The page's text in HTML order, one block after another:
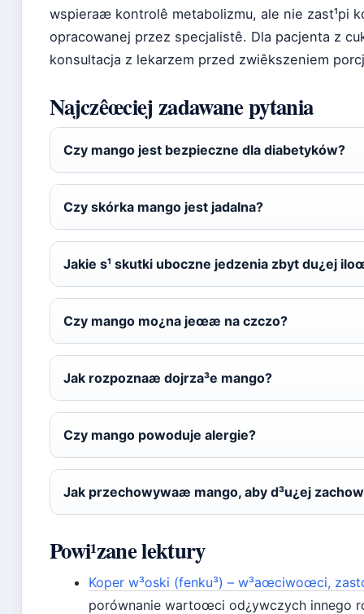
wspieraæ kontrolê metabolizmu, ale nie zast¹pi
opracowanej przez specjalistê. Dla pacjenta z
konsultacja z lekarzem przed zwiêkszeniem
Najczêœciej zadawane pytania
Czy mango jest bezpieczne dla diabetyków?
Czy skórka mango jest jadalna?
Jakie s¹ skutki uboczne jedzenia zbyt du¿ej
Czy mango mo¿na jeœæ na czczo?
Jak rozpoznaæ dojrza³e mango?
Czy mango powoduje alergie?
Jak przechowywaæ mango, aby d³u¿ej
Powi¹zane lektury
Koper w³oski (fenku³) – w³aœciwoœci,
porównanie wartoœci od¿ywczych innego